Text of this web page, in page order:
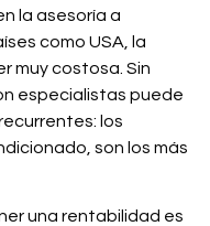
la asesoría a
como USA, la
muy costosa. Sin
especialistas puede
los
son los más
una rentabilidad es